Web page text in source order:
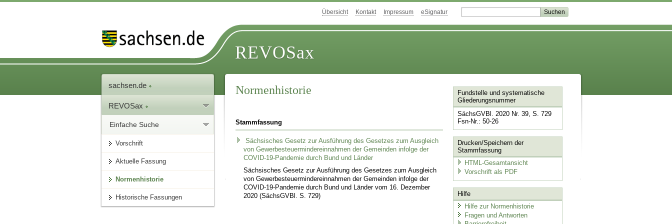
Übersicht Kontakt Impressum eSignatur
REVOSax
sachsen.de
REVOSax
Einfache Suche
Vorschrift
Aktuelle Fassung
Normenhistorie
Historische Fassungen
Normenhistorie
Stammfassung
Sächsisches Gesetz zur Ausführung des Gesetzes zum Ausgleich
von Gewerbesteuermindereinnahmen der Gemeinden infolge der
COVID-19-Pandemie durch Bund und Länder
Sächsisches Gesetz zur Ausführung des Gesetzes zum Ausgleich
von Gewerbesteuermindereinnahmen der Gemeinden infolge der
COVID-19-Pandemie durch Bund und Länder vom 16. Dezember
2020 (SächsGVBl. S. 729)
Fundstelle und systematische
Gliederungsnummer
SächsGVBl. 2020 Nr. 39, S. 729
Fsn-Nr.: 50-26
Drucken/Speichern der
Stammfassung
HTML-Gesamtansicht
Vorschrift als PDF
Hilfe
Hilfe zur Normenhistorie
Fragen und Antworten